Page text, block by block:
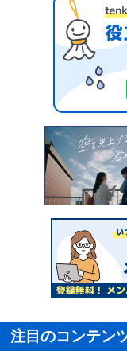
注目のコンテン